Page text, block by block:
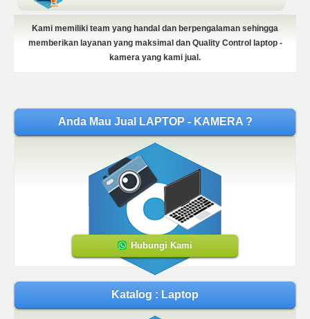
Kami memiliki team yang handal dan berpengalaman sehingga
memberikan layanan yang maksimal dan Quality Control laptop -
kamera yang kami jual.
Anda Mau Jual LAPTOP - KAMERA ?
Hubungi Kami
Katalog : Laptop